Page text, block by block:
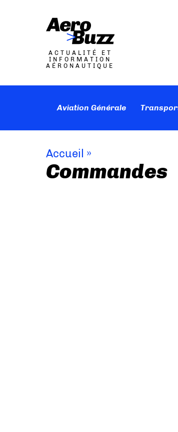
ACTUALITÉ ET
INFORMATION
AÉRONAUTIQUE
Aviation Générale
Accueil »
Commandes